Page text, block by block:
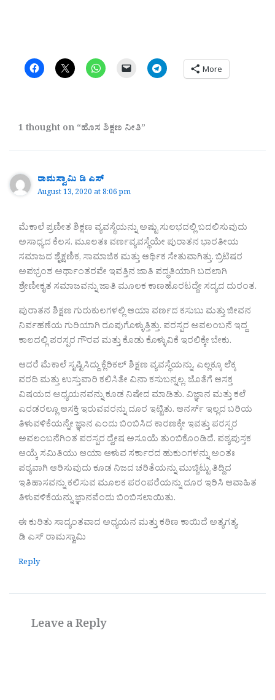
More
1 thought on “ಹೊಸ ಶಿಕ್ಷಣ ನೀತಿ”
ರಾಮಸ್ವಾಮಿ ಡಿ ಎಸ್
August 13, 2020 at 8:06 pm
ಮೆಕಾಲೆ ಪ್ರಣೀತ ಶಿಕ್ಷಣ ವ್ಯವಸ್ಥೆಯನ್ನು ಅಷ್ಟು ಸುಲಭದಲ್ಲಿ ಬದಲಿಸುವುದು
ಅಸಾಧ್ಯದ ಕೆಲಸ. ಮೂಲತಃ ವರ್ಣವ್ಯವಸ್ಥೆಯೇ ಪುರಾತನ ಭಾರತೀಯ
ಸಮಾಜದ ಶೈಕ್ಷಣಿಕ, ಸಾಮಾಜಿಕ ಮತ್ತು ಆರ್ಥಿಕ ಸೇತುವಾಗಿತ್ತು. ಬ್ರಿಟಿಷರ
ಅಪಭ್ರಂಶ ಅರ್ಥಾಂತರವೇ ಇವತ್ತಿನ ಜಾತಿ ಪದ್ಧತಿಯಾಗಿ ಬದಲಾಗಿ
ಶ್ರೇಣೀಕೃತ ಸಮಾಜವನ್ನು ಜಾತಿ ಮೂಲಕ ಕಾಣಹೊರಟದ್ದೇ ಸದ್ಯದ ದುರಂತ.
ಪುರಾತನ ಶಿಕ್ಷಣ ಗುರುಕುಲಗಳಲ್ಲಿ ಆಯಾ ವರ್ಣದ ಕಸುಬು ಮತ್ತು ಜೀವನ
ನಿರ್ವಹಣೆಯ ಗುರಿಯಾಗಿ ರೂಪುಗೊಳ್ಳುತ್ತಿತ್ತು. ಪರಸ್ಪರ ಅವಲಂಬನೆ ಇದ್ದ
ಕಾಲದಲ್ಲಿ ಪರಸ್ಪರ ಗೌರವ ಮತ್ತು ಕೊಡು ಕೊಳ್ಳುವಿಕೆ ಇರಲಿಕ್ಕೇ ಬೇಕು.
ಆದರೆ ಮೆಕಾಲೆ ಸೃಷ್ಟಿಸಿದ್ದು ಕ್ಲೆರಿಕಲ್ ಶಿಕ್ಷಣ ವ್ಯವಸ್ಥೆಯನ್ನು. ಎಲ್ಲಕ್ಕೂ ಲೆಕ್ಕ
ವರದಿ ಮತ್ತು ಉಸ್ತುವಾರಿ ಕಲಿಸಿತೇ ವಿನಾ ಕಸುಬನ್ನಲ್ಲ. ಜೊತೆಗೆ ಆಸಕ್ತ
ವಿಷಯದ ಅಧ್ಯಯ‌ನವನ್ನು ಕೂಡ ನಿಷೇದ ಮಾಡಿತು. ವಿಜ್ಞಾನ ಮತ್ತು ಕಲೆ
ಎರಡರಲ್ಲೂ ಆಸಕ್ತಿ ಇರುವವರನ್ನು ದೂರ ಇಟ್ಟಿತು. ಆನರ್ಸ್ ಇಲ್ಲದ ಬರಿಯ
ತಿಳುವಳಿಕೆಯನ್ನೇ ಜ್ಞಾನ ಎಂದು ಬಿಂಬಿಸಿದ ಕಾರಣಕ್ಕೇ ಇವತ್ತು ಪರಸ್ಪರ
ಅವಲಂಬನೆಗಿಂತ ಪರಸ್ಪರ ದ್ವೇಷ ಅಸೂಯೆ ತುಂಬಿಕೊಂಡಿದೆ. ಪಠ್ಯಪುಸ್ತಕ
ಆಯ್ಕೆ ಸಮಿತಿಯು ಆಯಾ ಆಳುವ ಸರ್ಕಾರದ ಹುಕುಂಗಳನ್ನು ಅಂತಃ
ಪಠ್ಯವಾಗಿ ಆರಿಸುವುದು ಕೂಡ ನಿಜದ ಚರಿತೆಯನ್ನು ಮುಚ್ಚಿಟ್ಟು ತಿದ್ದಿದ
ಇತಿಹಾಸವನ್ನು ಕಲಿಸುವ ಮೂಲಕ ಪರಂಪರೆಯನ್ನು ದೂರ ಇರಿಸಿ ಆವಾಹಿತ
ತಿಳುವಳಿಕೆಯನ್ನು ಜ್ಞಾನವೆಂದು ಬಿಂಬಿಸಲಾಯಿತು.
ಈ ಕುರಿತು ಸಾದ್ಯಂತವಾದ ಅಧ್ಯಯನ ಮತ್ತು ಕಠಿಣ ಕಾಯಿದೆ ಅತ್ಯಗತ್ಯ.
ಡಿ ಎಸ್ ರಾಮಸ್ವಾಮಿ
Reply
Leave a Reply